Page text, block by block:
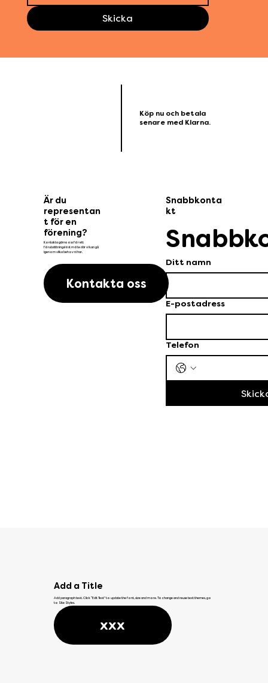
Skicka
Köp nu och betala
senare med Klarna.
Är du
representan
t för en
förening?
Kontakta gärna oss för ett
förutsättningslöst möte där vi kan gå
igenom vilka behov ni har.
Kontakta oss
Snabbkonta
kt
Ditt namn
E-postadress
Telefon
Add a Title
Add paragraph text. Click “Edit Text” to update the font, size and more. To change and reuse text themes, go
to Site Styles.
xxx